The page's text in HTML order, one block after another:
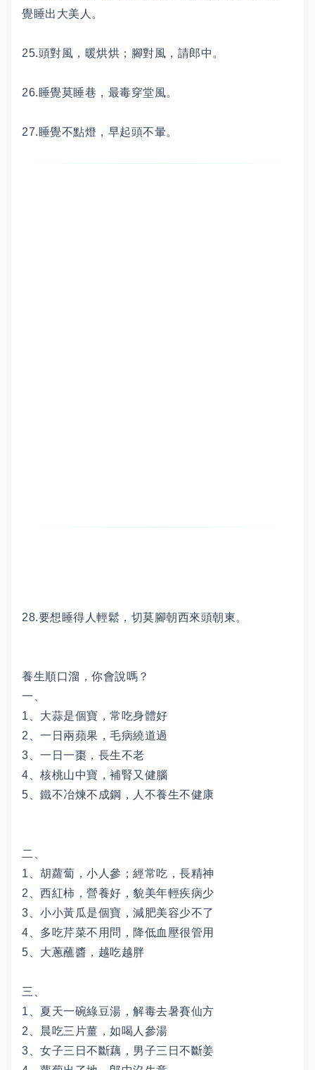
覺睡出大美人。
25.頭對風，暖烘烘；腳對風，請郎中。
26.睡覺莫睡巷，最毒穿堂風。
27.睡覺不點燈，早起頭不暈。
28.要想睡得人輕鬆，切莫腳朝西來頭朝東。
養生順口溜，你會說嗎？
一、
1、大蒜是個寶，常吃身體好
2、一日兩蘋果，毛病繞道過
3、一日一棗，長生不老
4、核桃山中寶，補腎又健腦
5、鐵不冶煉不成鋼，人不養生不健康
二、
1、胡蘿蔔，小人參；經常吃，長精神
2、西紅柿，營養好，貌美年輕疾病少
3、小小黃瓜是個寶，減肥美容少不了
4、多吃芹菜不用問，降低血壓很管用
5、大蔥蘸醬，越吃越胖
三、
1、夏天一碗綠豆湯，解毒去暑賽仙方
2、晨吃三片薑，如喝人參湯
3、女子三日不斷藕，男子三日不斷姜